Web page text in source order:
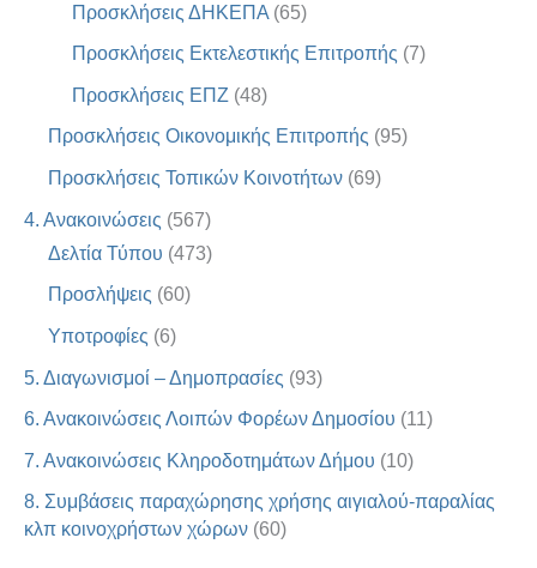
Προσκλήσεις ΔΗΚΕΠΑ (65)
Προσκλήσεις Εκτελεστικής Επιτροπής (7)
Προσκλήσεις ΕΠΖ (48)
Προσκλήσεις Οικονομικής Επιτροπής (95)
Προσκλήσεις Τοπικών Κοινοτήτων (69)
4. Ανακοινώσεις (567)
Δελτία Τύπου (473)
Προσλήψεις (60)
Υποτροφίες (6)
5. Διαγωνισμοί – Δημοπρασίες (93)
6. Ανακοινώσεις Λοιπών Φορέων Δημοσίου (11)
7. Ανακοινώσεις Κληροδοτημάτων Δήμου (10)
8. Συμβάσεις παραχώρησης χρήσης αιγιαλού-παραλίας
κλπ κοινοχρήστων χώρων (60)